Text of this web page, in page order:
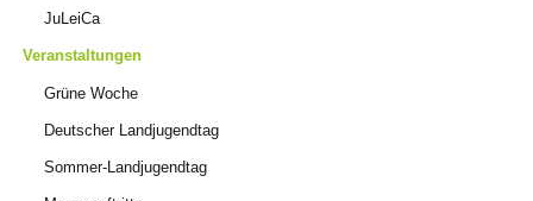
JuLeiCa
Veranstaltungen
Grüne Woche
Deutscher Landjugendtag
Sommer-Landjugendtag